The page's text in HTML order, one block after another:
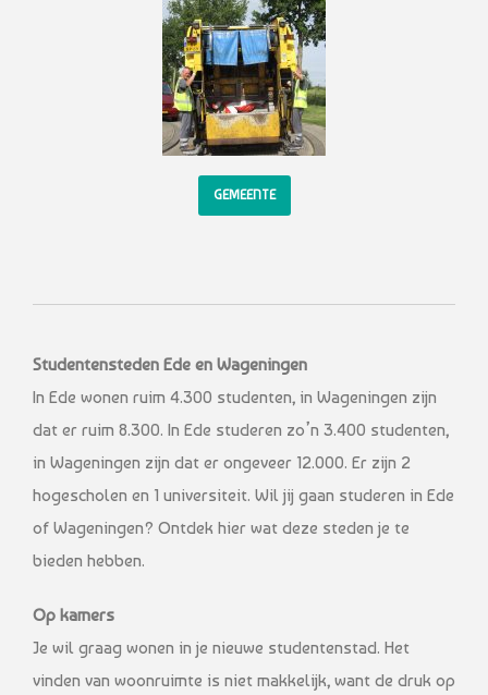
GEMEENTE
Studentensteden Ede en Wageningen
In Ede wonen ruim 4.300 studenten, in Wageningen zijn
dat er ruim 8.300. In Ede studeren zo’n 3.400 studenten,
in Wageningen zijn dat er ongeveer 12.000. Er zijn 2
hogescholen en 1 universiteit. Wil jij gaan studeren in Ede
of Wageningen? Ontdek hier wat deze steden je te
bieden hebben.
Op kamers
Je wil graag wonen in je nieuwe studentenstad. Het
vinden van woonruimte is niet makkelijk, want de druk op